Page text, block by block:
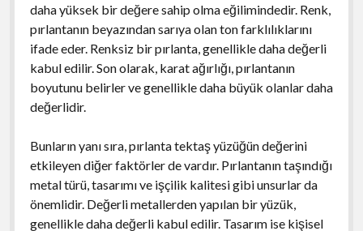
daha yüksek bir değere sahip olma eğilimindedir. Renk,
pırlantanın beyazından sarıya olan ton farklılıklarını
ifade eder. Renksiz bir pırlanta, genellikle daha değerli
kabul edilir. Son olarak, karat ağırlığı, pırlantanın
boyutunu belirler ve genellikle daha büyük olanlar daha
değerlidir.
Bunların yanı sıra, pırlanta tektaş yüzüğün değerini
etkileyen diğer faktörler de vardır. Pırlantanın taşındığı
metal türü, tasarımı ve işçilik kalitesi gibi unsurlar da
önemlidir. Değerli metallerden yapılan bir yüzük,
genellikle daha değerli kabul edilir. Tasarım ise kişisel